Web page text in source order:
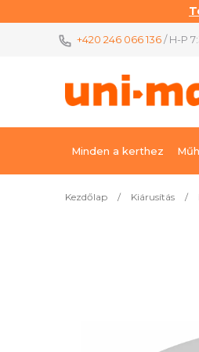
+420 246 066 136/ H-P
Minden a kerthez
Kezdőlap / Kiárusítás /